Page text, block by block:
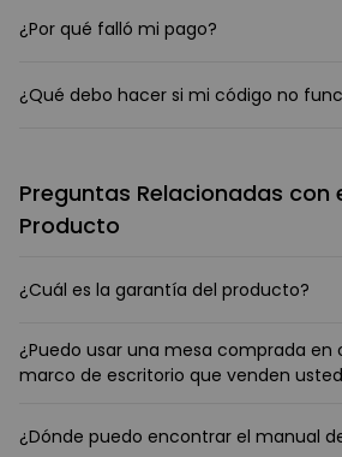
¿Por qué falló mi pago?
¿Qué debo hacer si mi código no
Preguntas Relacionadas con
Producto
¿Cuál es la garantía del producto?
¿Puedo usar una mesa comprada en
marco de escritorio que venden
¿Dónde puedo encontrar el manual